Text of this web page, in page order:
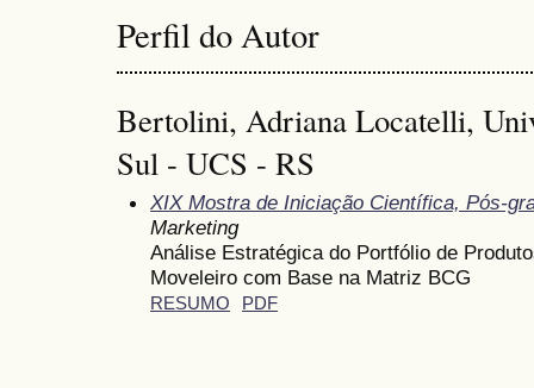
Perfil do Autor
Bertolini, Adriana Locatelli,
Sul - UCS - RS
XIX Mostra de Iniciação Científica, Pós-
Marketing
Análise Estratégica do Portfólio de
Moveleiro com Base na Matriz BCG
RESUMO PDF